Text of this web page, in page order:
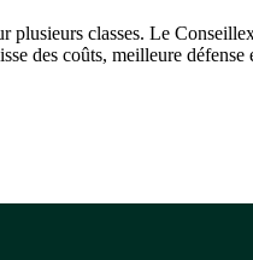
classes. Le
des coûts, meilleure